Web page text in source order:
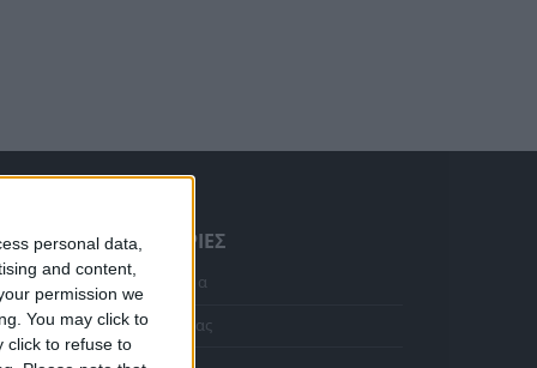
personal data,
and content,
permission we
You may click to
click to refuse to
Η
ΠΛΗΡΟΦΟΡΊΕΣ
Αρχική Σελίδα
Η Εταιρεία μας